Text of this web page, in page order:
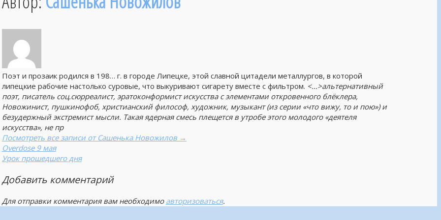
Поэт и прозаик родился в 198… г. в городе Липецке, этой славной цитадели металлургов, в которой
липецкие рабочие настолько суровые, что выкуривают сигарету вместе с фильтром. <…>альтернативный
поэт, писатель соц.сюрреалист, эратоконформист искусства с элементами откровенного блёклера,
Новожинист, пушкинофоб, христианский философ, художник, музыкант (из серии «что вижу, то и пою») и
безудержный экстремист мысли. Такая ядерная смесь плещется в утробе этого молодого «деятеля
искусства», не пр
Посмотреть все записи от Сашенька Новожилов →
Overdose 9 мая
Урок прошедшего дня
Добавить комментарий
Для отправки комментария вам необходимо авторизоваться.